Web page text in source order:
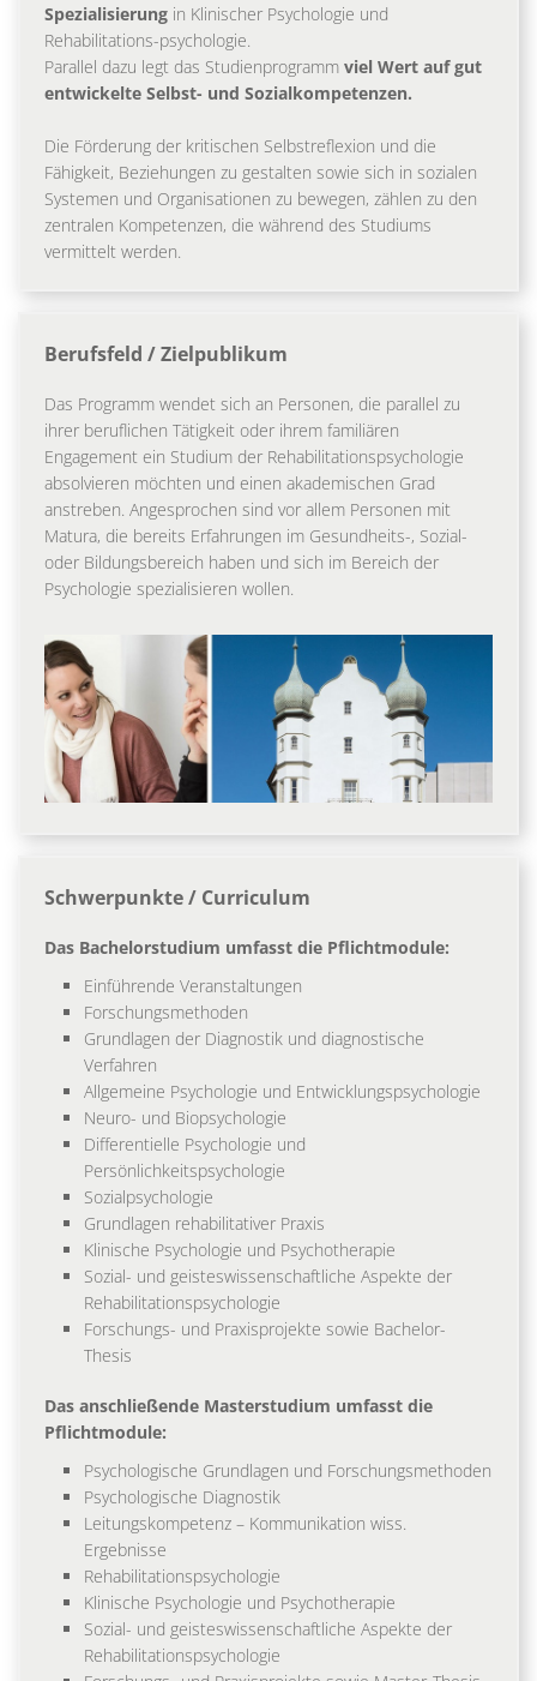
Spezialisierung in Klinischer Psychologie und
Rehabilitations-psychologie.
Parallel dazu legt das Studienprogramm viel Wert auf gut
entwickelte Selbst- und Sozialkompetenzen.
Die Förderung der kritischen Selbstreflexion und die
Fähigkeit, Beziehungen zu gestalten sowie sich in sozialen
Systemen und Organisationen zu bewegen, zählen zu den
zentralen Kompetenzen, die während des Studiums
vermittelt werden.
Berufsfeld / Zielpublikum
Das Programm wendet sich an Personen, die parallel zu
ihrer beruflichen Tätigkeit oder ihrem familiären
Engagement ein Studium der Rehabilitationspsychologie
absolvieren möchten und einen akademischen Grad
anstreben. Angesprochen sind vor allem Personen mit
Matura, die bereits Erfahrungen im Gesundheits-, Sozial-
oder Bildungsbereich haben und sich im Bereich der
Psychologie spezialisieren wollen.
Schwerpunkte / Curriculum
Das Bachelorstudium umfasst die Pflichtmodule:
Einführende Veranstaltungen
Forschungsmethoden
Grundlagen der Diagnostik und diagnostische
Verfahren
Allgemeine Psychologie und Entwicklungspsychologie
Neuro- und Biopsychologie
Differentielle Psychologie und
Persönlichkeitspsychologie
Sozialpsychologie
Grundlagen rehabilitativer Praxis
Klinische Psychologie und Psychotherapie
Sozial- und geisteswissenschaftliche Aspekte der
Rehabilitationspsychologie
Forschungs- und Praxisprojekte sowie Bachelor-
Thesis
Das anschließende Masterstudium umfasst die
Pflichtmodule:
Psychologische Grundlagen und Forschungsmethoden
Psychologische Diagnostik
Leitungskompetenz – Kommunikation wiss.
Ergebnisse
Rehabilitationspsychologie
Klinische Psychologie und Psychotherapie
Sozial- und geisteswissenschaftliche Aspekte der
Rehabilitationspsychologie